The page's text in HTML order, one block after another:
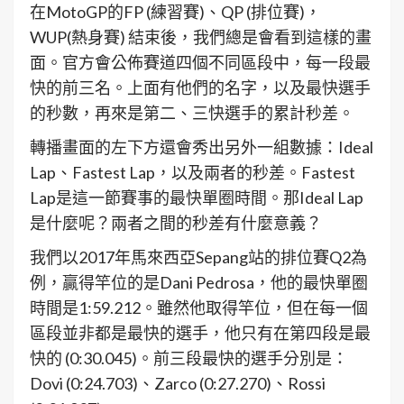
在MotoGP的FP (練習賽)、QP (排位賽)，
WUP(熱身賽) 結束後，我們總是會看到這樣的畫
面。官方會公佈賽道四個不同區段中，每一段最
快的前三名。上面有他們的名字，以及最快選手
的秒數，再來是第二、三快選手的累計秒差。
轉播畫面的左下方還會秀出另外一組數據：Ideal
Lap、Fastest Lap，以及兩者的秒差。Fastest
Lap是這一節賽事的最快單圈時間。那Ideal Lap
是什麼呢？兩者之間的秒差有什麼意義？
我們以2017年馬來西亞Sepang站的排位賽Q2為
例，贏得竿位的是Dani Pedrosa，他的最快單圈
時間是1:59.212。雖然他取得竿位，但在每一個
區段並非都是最快的選手，他只有在第四段是最
快的 (0:30.045)。前三段最快的選手分別是：
Dovi (0:24.703)、Zarco (0:27.270)、Rossi